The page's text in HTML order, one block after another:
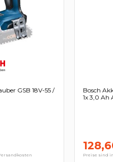
GSB 18V-55 /
Bosch
1x 3,0 Ah
Preise sind